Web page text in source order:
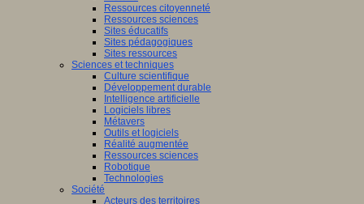
Ressources citoyenneté
Ressources sciences
Sites éducatifs
Sites pédagogiques
Sites ressources
Sciences et techniques
Culture scientifique
Développement durable
Intelligence artificielle
Logiciels libres
Métavers
Outils et logiciels
Réalité augmentée
Ressources sciences
Robotique
Technologies
Société
Acteurs des territoires